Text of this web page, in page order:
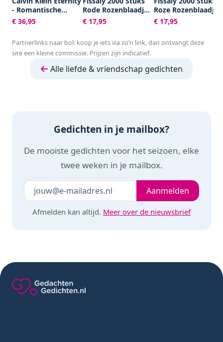
- Romantische
bloemige
damesparfum - 50
€ 36,95
Rode Rozenblaadjes
met Hartjes
Ballonnen –
Versiering – Liefdes
Cadeau Decoratie -
& Haar Valentijn
€ 17,95
Roze Rozenblaadjes
met Hartjes
Ballonnen –
Versiering – Liefdes
& Haar Valentijn
€ 17,95
Partnerlinks naar bol: koop je iets via zo’n link, dan ontvangt deze
site een kleine commissie. Prijzen zijn indicatief.
Alle liefde & vriendschap gedichten
Gedichten in je mailbox?
De mooiste gedichten voor het seizoen, elke
twee weken in je mailbox.
Laat dit veld leeg Je e-mailadresAanmelden
Afmelden kan altijd. Meer over de nieuwsbrief